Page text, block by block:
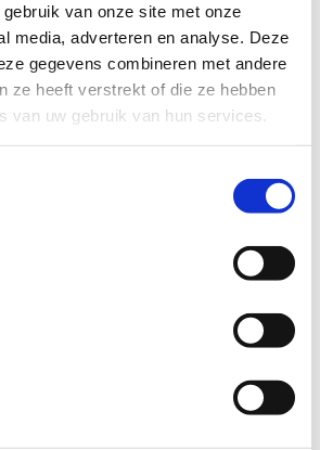
van onze site met onze
media, adverteren en analyse. Deze
gegevens combineren met andere
ze heeft verstrekt of die ze hebben
van uw gebruik van hun services.
straatnaam, huisnummer,
gemeente
dan de hoofdzetel